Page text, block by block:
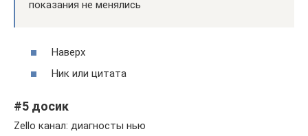
показания не менялись
Наверх
Ник или цитата
#5 досик
Zello канал: диагносты нью